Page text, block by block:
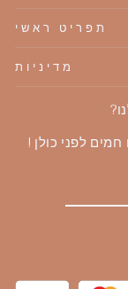
תפריט ראשי
מדיניות
לפני כולן !